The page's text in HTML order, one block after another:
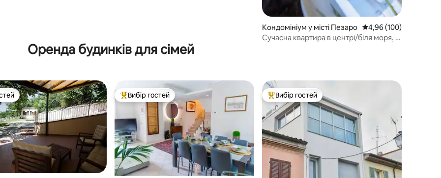
Кондомініум у місті Пезаро Середня оцінка: 4,96
4,96 (100)
Сучасна квартира в центрі/біля моря, 2
Оренда будинків для сімей
відгуки: 111
Топ вибір гостей
Вибір гостей Топ вибір гостей
Вибір гостей